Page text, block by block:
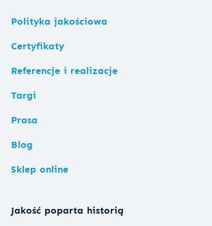
Polityka jakościowa
Certyfikaty
Referencje i realizacje
Targi
Prasa
Blog
Sklep online
Jakość poparta historią